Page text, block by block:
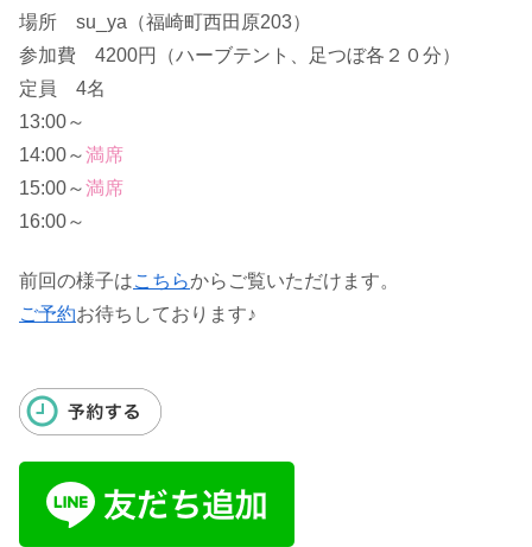
場所 su_ya（福崎町西田原203）
参加費 4200円（ハーブテント、足つぼ各２０分）
定員 4名
13:00～
14:00～満席
15:00～満席
16:00～
前回の様子はこちらからご覧いただけます。
ご予約お待ちしております♪